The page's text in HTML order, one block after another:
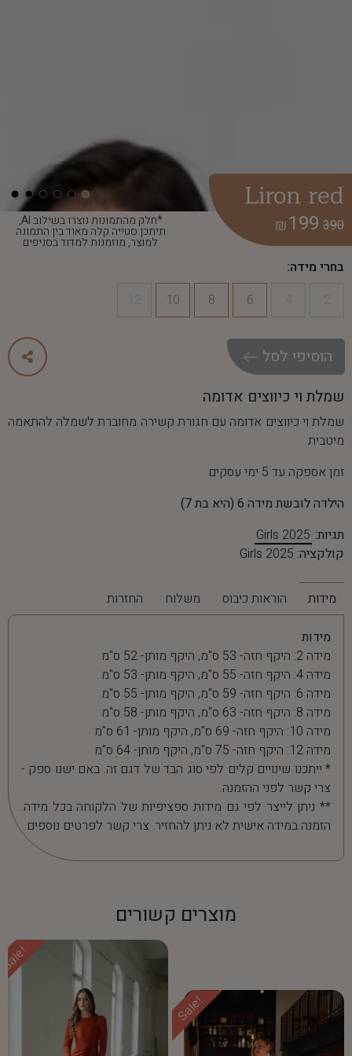
*חלק מהתמונות נוצרו בשילוב AI,
תיתכן סטייה קלה מאוד בין התמונה
למוצר, מוזמנות למדוד בסניפים
Liron red
390
199
₪
בחרי מידה:
6
8
10
הוסיפי לסל
שמלת וי כיווצים אדומה
שמלת וי כיווצים אדומה עם חגורת קשירה מחוברת לשמלה להתאמה
מיטבית
זמן אספקה עד 5 ימי עסקים
הילדה לובשת מידה 6 (היא בת 7)
תגיות: Girls 2025
קולקציה: Girls 2025
מידות הוראות כיבוס משלוח החזרות
מידות
מידה 2: היקף חזה- 53 ס"מ, היקף מותן- 52 ס"מ
מידה 4: היקף חזה- 55 ס"מ, היקף מותן- 53 ס"מ
מידה 6: היקף חזה- 59 ס"מ, היקף מותן- 55 ס"מ
מידה 8: היקף חזה- 63 ס"מ, היקף מותן- 58 ס"מ
מידה 10: היקף חזה- 69 ס"מ, היקף מותן- 61 ס"מ
מידה 12: היקף חזה- 75 ס"מ, היקף מותן- 64 ס"מ
* ייתכנו שינויים קלים לפי סוג הבד של דגם זה. באם ישנו ספק -
צרי קשר לפני ההזמנה.
** ניתן לייצר לפי גם מידות ספציפיות של הלקוחה בכל מידה.
הזמנה במידה אישית לא ניתן להחזיר. צרי קשר לפרטים נוספים.
מוצרים קשורים
Sale!